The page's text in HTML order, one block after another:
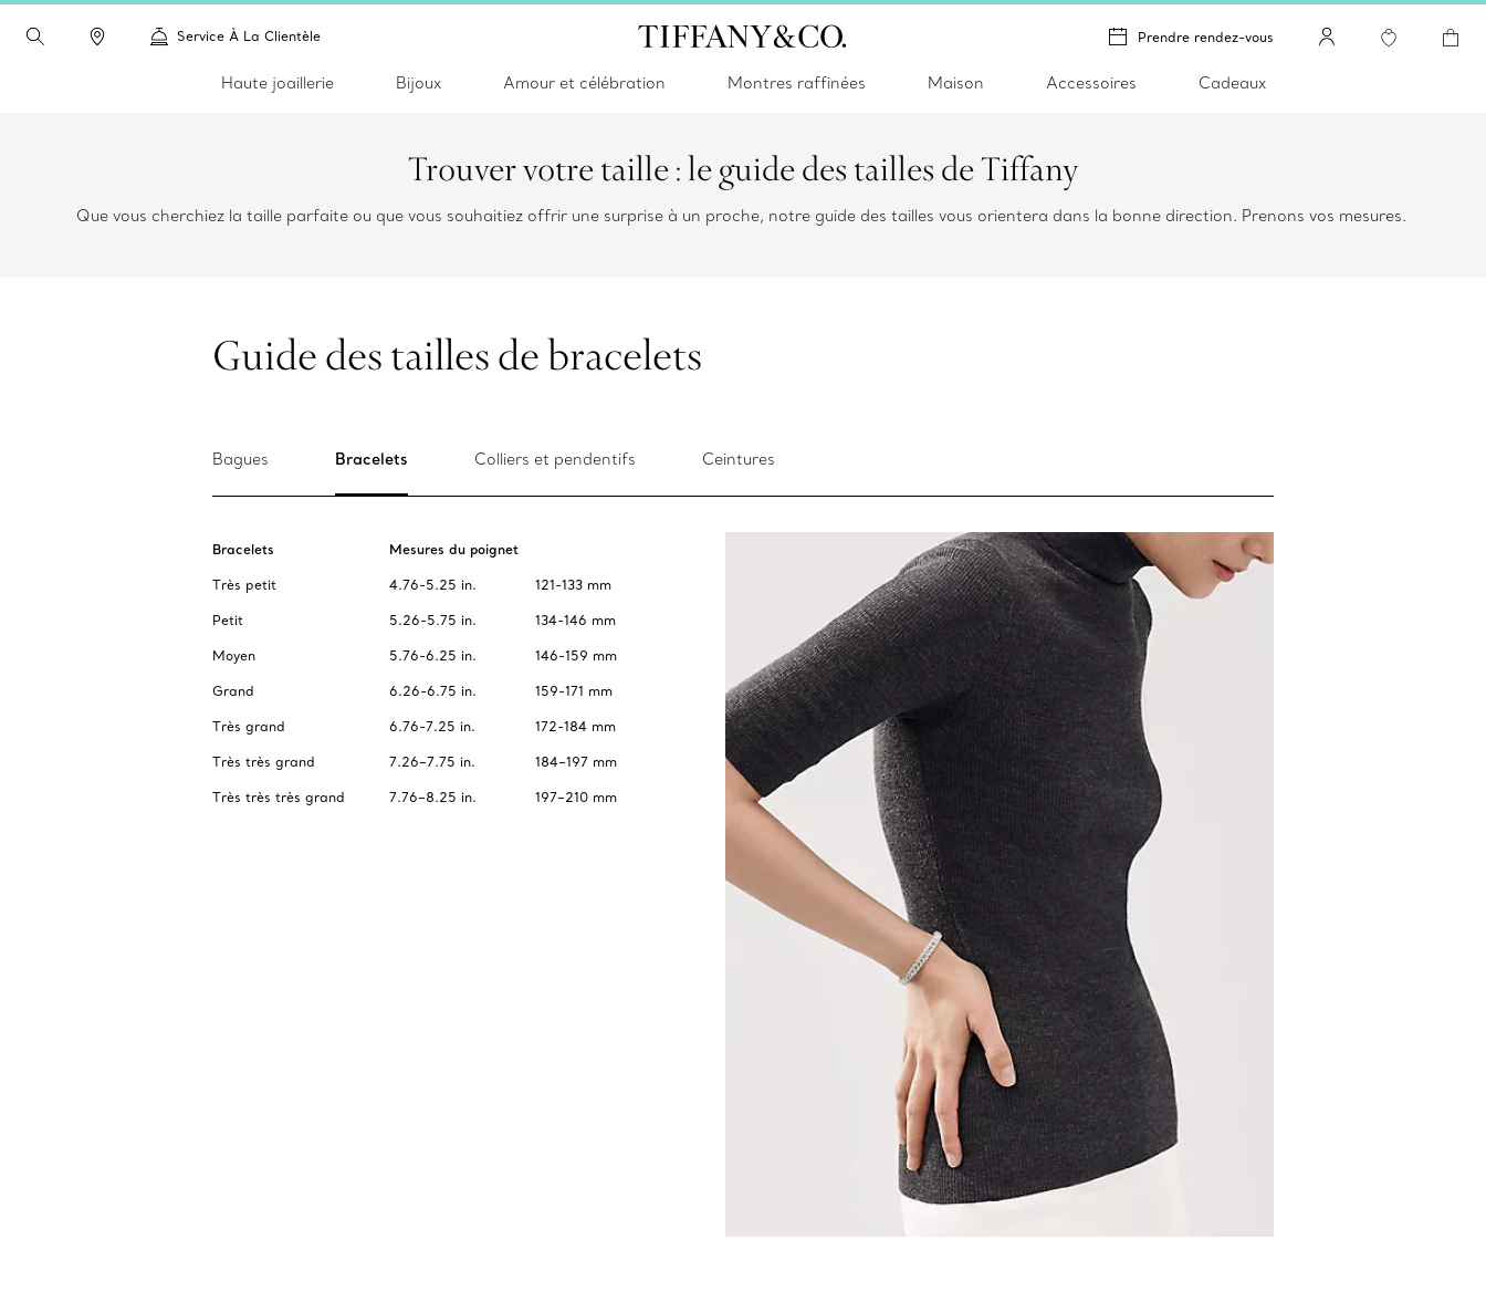
Service À La Clientèle Prendre rendez-vous
Haute joaillerie Bijoux Amour et célébration Montres raffinées Maison Accessoires Cadeaux
Trouver votre taille : le guide des tailles de Tiffany
Que vous cherchiez la taille parfaite ou que vous souhaitiez offrir une surprise à un proche, notre guide des tailles vous orientera dans la bonne direction. Prenons vos mesures.
Guide des tailles de bracelets
Bagues Bracelets Colliers et pendentifs Ceintures
Bracelets Mesures du poignet
Très petit 4.76-5.25 in. 121-133 mm
Petit 5.26-5.75 in. 134-146 mm
Moyen 5.76-6.25 in. 146-159 mm
Grand 6.26-6.75 in. 159-171 mm
Très grand 6.76-7.25 in. 172-184 mm
Très très grand 7.26–7.75 in. 184–197 mm
Très très très grand 7.76–8.25 in. 197–210 mm